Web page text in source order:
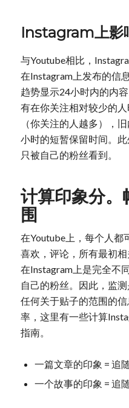
Instagram上影
与Youtube相比，
在Instagram上发布的信
趋势显示24小时内的内
有在你关注相对较少的
（你关注的人越多），
小时的短暂保留时间。此
只被自己的粉丝看到。
计算印象分。
围
在Youtube上，每个人都
喜欢，评论，所有最初
在Instagram上是完全不
自己的粉丝。因此，监
任何关于贴子的范围的
率，这里有一些计算
指南。
一篇文章的印象 = 追
一个故事的印象 = 追